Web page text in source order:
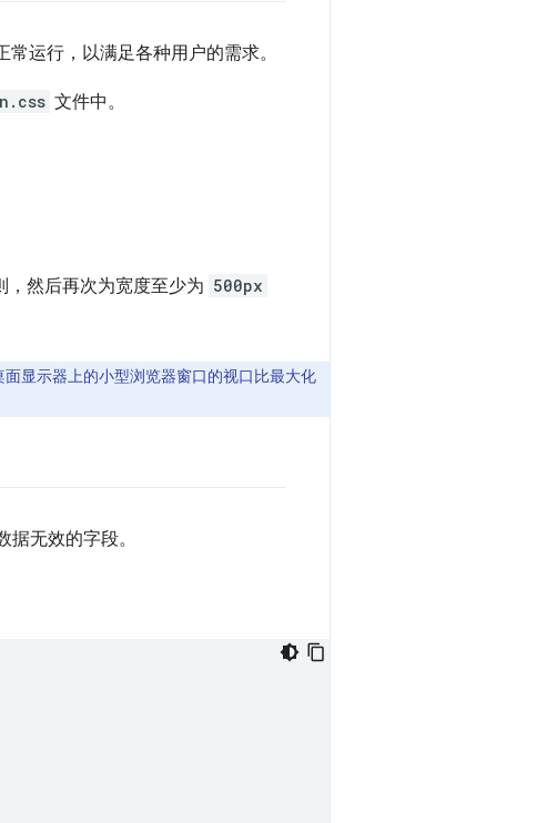
运行，以满足各种用户的需求。
文件中。
，然后再次为宽度至少为 500px
显示器上的小型浏览器窗口的视口比最大化
无效的字段。